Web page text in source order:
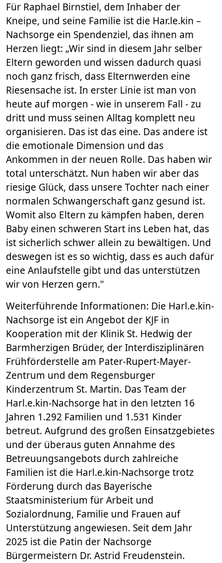
Für Raphael Birnstiel, dem Inhaber der
Kneipe, und seine Familie ist die Har.le.kin –
Nachsorge ein Spendenziel, das ihnen am
Herzen liegt: „Wir sind in diesem Jahr selber
Eltern geworden und wissen dadurch quasi
noch ganz frisch, dass Elternwerden eine
Riesensache ist. In erster Linie ist man von
heute auf morgen - wie in unserem Fall - zu
dritt und muss seinen Alltag komplett neu
organisieren. Das ist das eine. Das andere ist
die emotionale Dimension und das
Ankommen in der neuen Rolle. Das haben wir
total unterschätzt. Nun haben wir aber das
riesige Glück, dass unsere Tochter nach einer
normalen Schwangerschaft ganz gesund ist.
Womit also Eltern zu kämpfen haben, deren
Baby einen schweren Start ins Leben hat, das
ist sicherlich schwer allein zu bewältigen. Und
deswegen ist es so wichtig, dass es auch dafür
eine Anlaufstelle gibt und das unterstützen
wir von Herzen gern."
Weiterführende Informationen: Die Harl.e.kin-
Nachsorge ist ein Angebot der KJF in
Kooperation mit der Klinik St. Hedwig der
Barmherzigen Brüder, der Interdisziplinären
Frühförderstelle am Pater-Rupert-Mayer-
Zentrum und dem Regensburger
Kinderzentrum St. Martin. Das Team der
Harl.e.kin-Nachsorge hat in den letzten 16
Jahren 1.292 Familien und 1.531 Kinder
betreut. Aufgrund des großen Einsatzgebietes
und der überaus guten Annahme des
Betreuungsangebots durch zahlreiche
Familien ist die Harl.e.kin-Nachsorge trotz
Förderung durch das Bayerische
Staatsministerium für Arbeit und
Sozialordnung, Familie und Frauen auf
Unterstützung angewiesen. Seit dem Jahr
2025 ist die Patin der Nachsorge
Bürgermeistern Dr. Astrid Freudenstein.